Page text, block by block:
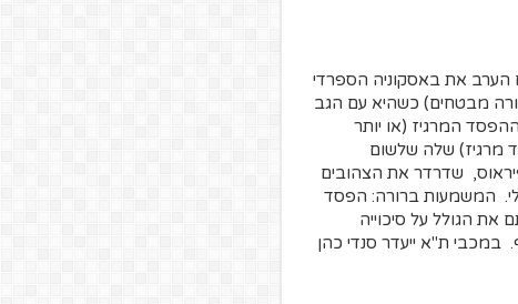
את באסקוניה הספרדי
מנורה מבטחים) כשהיא עם הגב
המרגיז (או יותר
מרגיז) שלה שלשום
שדרדר את הצהובים
8:11 שלילי. המשמעות ברורה: הפסד
הגולל על סיכוייה
במכבי ת"א ייעדר סנדי כהן